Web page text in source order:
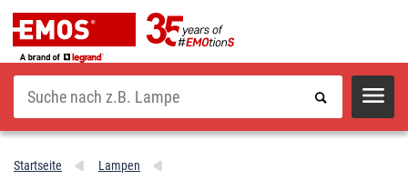
Suche
Startseite Lampen